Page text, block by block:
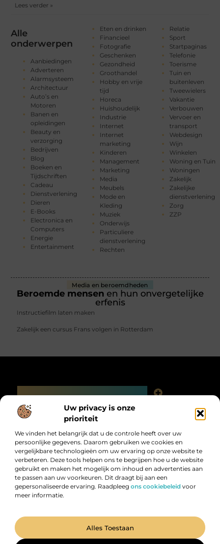
Uw privacy is onze
prioriteit
We vinden het belangrijk dat u de controle heeft over uw
persoonlijke gegevens. Daarom gebruiken we cookies en
vergelijkbare technologieën om uw ervaring op onze website te
verbeteren. Deze tools helpen ons te begrijpen hoe u de website
gebruikt en maken het mogelijk om inhoud en advertenties aan
te passen aan uw voorkeuren. Dit draagt bij aan een
gepersonaliseerde ervaring. Raadpleeg ons cookiebeleid voor
meer informatie.
Alles Toestaan
Alle
onderwerpen
Aanbiedingen
Adverteren
Alarmsysteem
Architectuur
Auto’s en
Motoren
Banen en
opleidingen
Beauty en
verzorging
Bedrijven
Blog
Boeken en
Tijdschriften
Cadeau
Dienstverlening
Dieren
E-Books
Electronica en
Computers
Energie
Entertainment
Eten en drinken
Financieel
Fotografie
Geschenken
Gezondheid
Groothandel
Hobby en vrije
tijd
Horeca
Huishoudelijk
Industrie
Internet
Internet
marketing
Kinderen
Management
Marketing
Media
Meubels
Mode en
Kleding
Muziek
Onderwijs
Particuliere
dienstverlening
Rechten
Relatie
Sport
Startpaginas
Telefonie
Toerisme
Tuin en
buitenleven
Tweewielers
Vakantie
Verbouwen
Vervoer en
transport
Webdesign
Wijn
Winkelen
Woning en Tuin
Woningen
Zakelijk
Zakelijke
dienstverlening
Zorg
ZZP
Lees verder »
Media en beroemdheden
Beroemde mensen en hun onvergetelijke
erfenis
Instructiefilm laten maken
Zakelijk een cursus Frans volgen in Rotterdam
Bericht categorie
Digitalk.nl – Ontdek, leer en praat mee!
@2025 All Right Reserved. Design by